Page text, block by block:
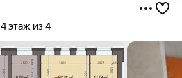
4 этаж из 4